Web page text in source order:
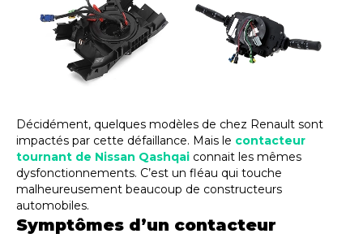
Décidément, quelques modèles de chez Renault sont
impactés par cette défaillance. Mais le contacteur
tournant de Nissan Qashqai connait les mêmes
dysfonctionnements. C’est un fléau qui touche
malheureusement beaucoup de constructeurs
automobiles.
Symptômes d’un contacteur